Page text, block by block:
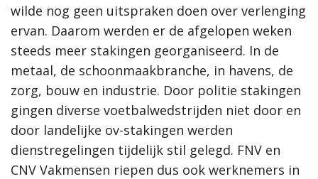
wilde nog geen uitspraken doen over verlenging
ervan. Daarom werden er de afgelopen weken
steeds meer stakingen georganiseerd. In de
metaal, de schoonmaakbranche, in havens, de
zorg, bouw en industrie. Door politie stakingen
gingen diverse voetbalwedstrijden niet door en
door landelijke ov-stakingen werden
dienstregelingen tijdelijk stil gelegd. FNV en
CNV Vakmensen riepen dus ook werknemers in